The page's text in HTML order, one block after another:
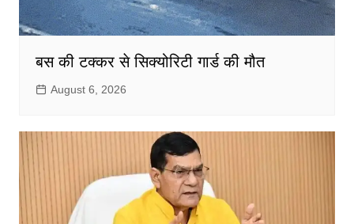
बस की टक्कर से सिक्योरिटी गार्ड की मौत
August 6, 2026